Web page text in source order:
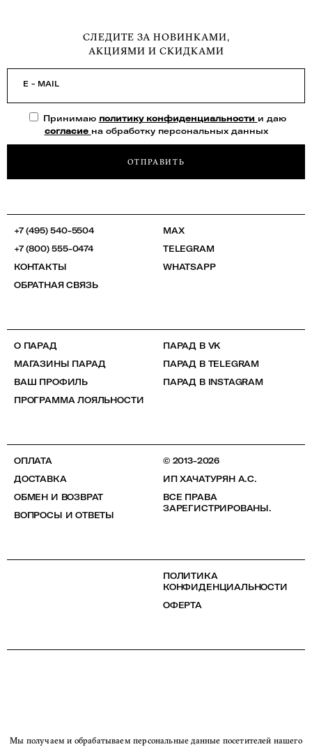
СЛЕДИТЕ ЗА НОВИНКАМИ,
АКЦИЯМИ И СКИДКАМИ
E - MAIL
Принимаю политику конфиденциальности и даю
согласие на обработку персональных данных
ОТПРАВИТЬ
+7 (495) 540-5504
+7 (800) 555-0474
КОНТАКТЫ
ОБРАТНАЯ СВЯЗЬ
MAX
TELEGRAM
WHATSAPP
О ПАРАД
МАГАЗИНЫ ПАРАД
ВАШ ПРОФИЛЬ
ПРОГРАММА ЛОЯЛЬНОСТИ
ПАРАД В VK
ПАРАД В TELEGRAM
ПАРАД В INSTAGRAM
ОПЛАТА
ДОСТАВКА
ОБМЕН И ВОЗВРАТ
ВОПРОСЫ И ОТВЕТЫ
© 2013-2026
ИП ХАЧАТУРЯН А.С.
ВСЕ ПРАВА
ЗАРЕГИСТРИРОВАНЫ.
ПОЛИТИКА
КОНФИДЕНЦИАЛЬНОСТИ
ОФЕРТА
Мы получаем и обрабатываем персональные данные посетителей нашего